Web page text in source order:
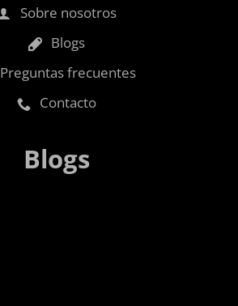
Sobre nosotros
Blogs
Preguntas frecuentes
Contacto
Blogs